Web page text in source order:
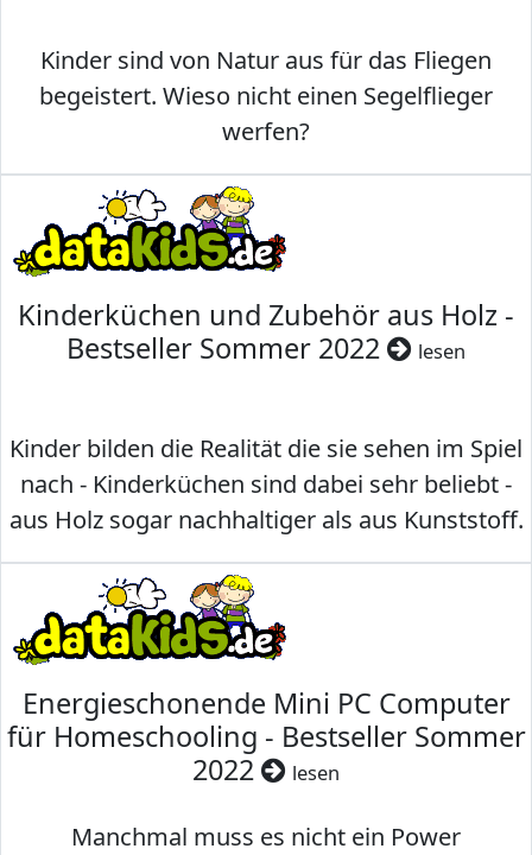
Kinder sind von Natur aus für das Fliegen
begeistert. Wieso nicht einen Segelflieger
werfen?
Kinderküchen und Zubehör aus Holz -
Bestseller Sommer 2022
lesen
Kinder bilden die Realität die sie sehen im Spiel
nach - Kinderküchen sind dabei sehr beliebt -
aus Holz sogar nachhaltiger als aus Kunststoff.
Energieschonende Mini PC Computer
für Homeschooling - Bestseller Sommer
2022
lesen
Manchmal muss es nicht ein Power